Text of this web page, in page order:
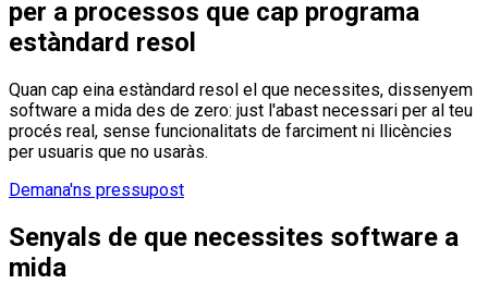
per a processos que cap programa
estàndard resol
Quan cap eina estàndard resol el que necessites, dissenyem
software a mida des de zero: just l'abast necessari per al teu
procés real, sense funcionalitats de farciment ni llicències
per usuaris que no usaràs.
Demana'ns pressupost
Senyals de que necessites software a
mida